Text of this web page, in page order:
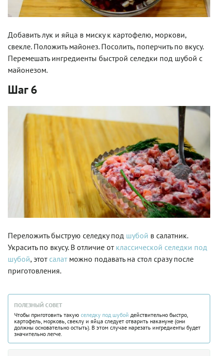
Добавить лук и яйца в миску к картофелю, моркови,
свекле. Положить майонез. Посолить, поперчить по вкусу.
Перемешать ингредиенты быстрой селедки под шубой с
майонезом.
Шаг 6
Переложить быструю селедку под шубой в салатник.
Украсить по вкусу. В отличие от классической селедки под
шубой, этот салат можно подавать на стол сразу после
приготовления.
ПОЛЕЗНЫЙ СОВЕТ
Чтобы приготовить такую селедку под шубой действительно быстро,
картофель, морковь, свеклу и яйца следует отварить накануне (они
должны основательно остыть). В этом случае нарезать ингредиенты будет
значительно легче.